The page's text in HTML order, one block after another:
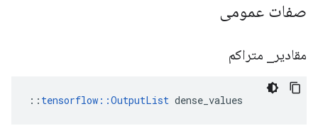
صفات عمومی
مقادیر متراکم
:: tensorflow::OutputList dense_values